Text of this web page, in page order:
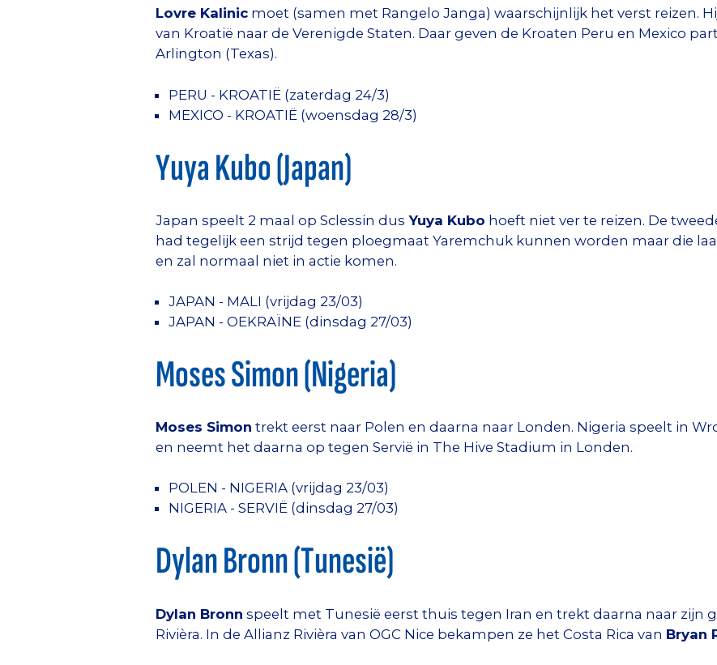
Lovre Kalinic moet (samen met Rangelo Janga) waarschijnlijk het verst reizen.
van Kroatië naar de Verenigde Staten. Daar geven de Kroaten Peru en Mexico
Arlington (Texas).
PERU - KROATIË (zaterdag 24/3)
MEXICO - KROATIË (woensdag 28/3)
Yuya Kubo (Japan)
Japan speelt 2 maal op Sclessin dus Yuya Kubo hoeft niet ver te reizen. De
had tegelijk een strijd tegen ploegmaat Yaremchuk kunnen worden maar die
en zal normaal niet in actie komen.
JAPAN - MALI (vrijdag 23/03)
JAPAN - OEKRAÏNE (dinsdag 27/03)
Moses Simon (Nigeria)
Moses Simon trekt eerst naar Polen en daarna naar Londen. Nigeria speelt in
en neemt het daarna op tegen Servië in The Hive Stadium in Londen.
POLEN - NIGERIA (vrijdag 23/03)
NIGERIA - SERVIË (dinsdag 27/03)
Dylan Bronn (Tunesië)
Dylan Bronn speelt met Tunesië eerst thuis tegen Iran en trekt daarna naar zijn
Rivièra. In de Allianz Rivièra van OGC Nice bekampen ze het Costa Rica van Bryan